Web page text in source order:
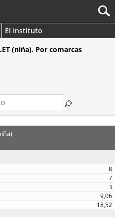
El Instituto
(niña). Por comarcas
8
7
3
9,06
18,52